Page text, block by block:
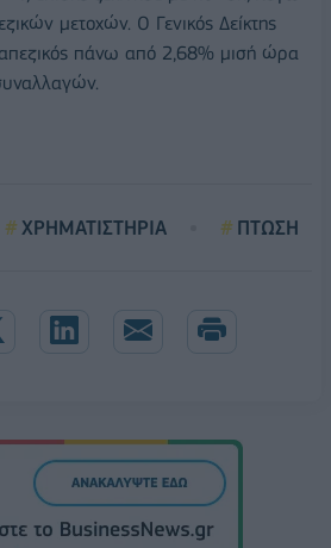
μετοχών. Ο Γενικός Δείκτης
πάνω από 2,68% μισή ώρα
ΧΡΗΜΑΤΙΣΤΗΡΙΑ ΠΤΩΣΗ